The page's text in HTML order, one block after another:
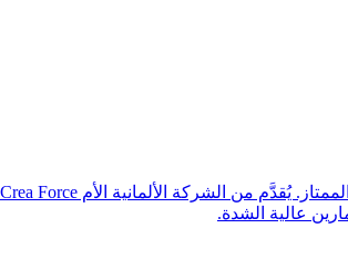
عالية الشدة.